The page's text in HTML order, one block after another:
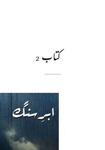
کتاب 2